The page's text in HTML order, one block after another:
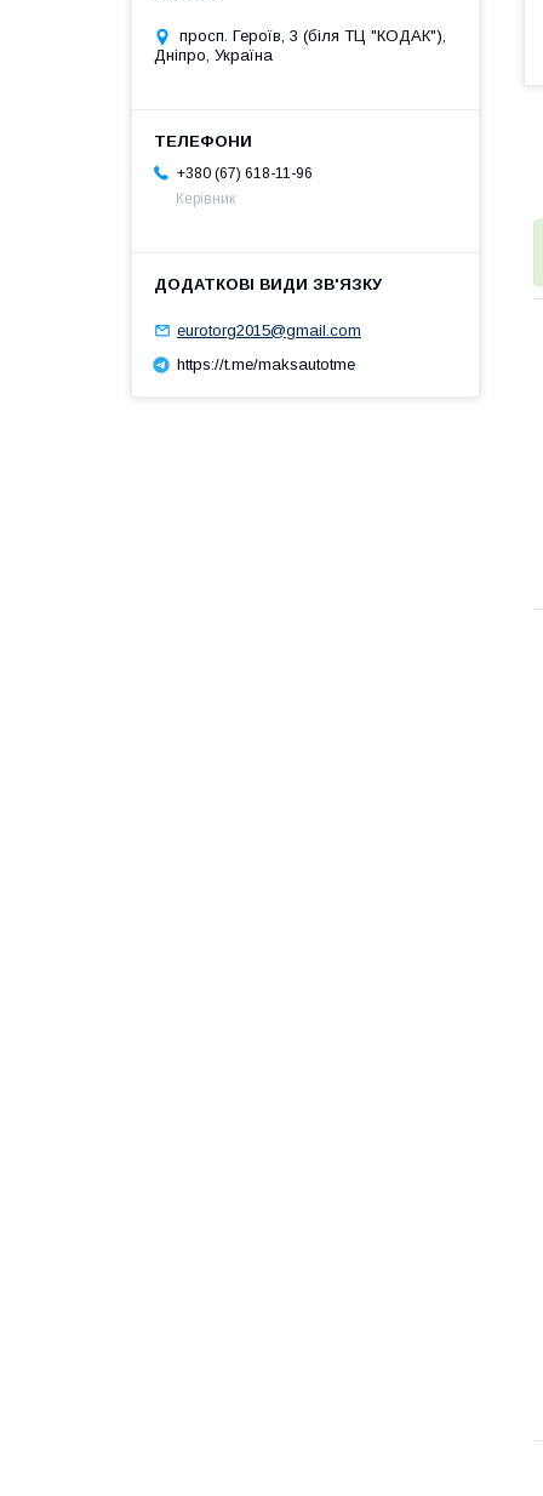
просп. Героїв, 3 (біля ТЦ "КОДАК"),
Дніпро, Україна
+380 (67) 618-11-96
Керівник
eurotorg2015@gmail.com
https://t.me/maksautotme